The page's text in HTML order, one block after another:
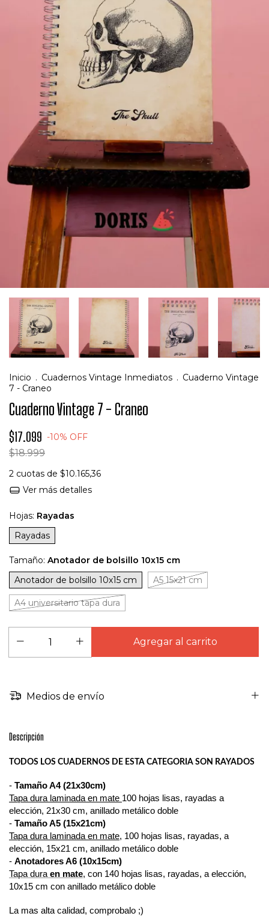
Inicio . Cuadernos Vintage Inmediatos . Cuaderno Vintage
7 - Craneo
Cuaderno Vintage 7 - Craneo
$17.099 -10% OFF
$18.999
2 cuotas de $10.165,36
Ver más detalles
Hojas: Rayadas
Rayadas
Tamaño: Anotador de bolsillo 10x15 cm
Anotador de bolsillo 10x15 cm
A5 15x21 cm
A4 universitario tapa dura
Medios de envío
Descripción
TODOS LOS CUADERNOS DE ESTA CATEGORIA SON RAYADOS
- Tamaño A4 (21x30cm)
Tapa dura laminada en mate 100 hojas lisas, rayadas a
elección, 21x30 cm, anillado metálico doble
- Tamaño A5 (15x21cm)
Tapa dura laminada en mate, 100 hojas lisas, rayadas, a
elección, 15x21 cm, anillado metálico doble
- Anotadores A6 (10x15cm)
Tapa dura en mate, con 140 hojas lisas, rayadas, a elección,
10x15 cm con anillado metálico doble
La mas alta calidad, comprobalo ;)